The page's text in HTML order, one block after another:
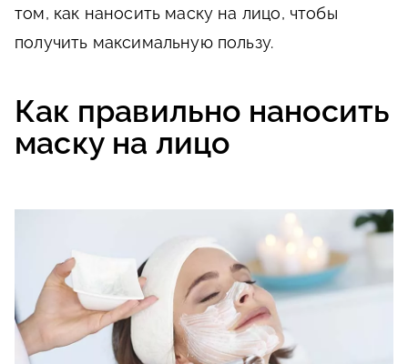
том, как наносить маску на лицо, чтобы
получить максимальную пользу.
Как правильно наносить
маску на лицо